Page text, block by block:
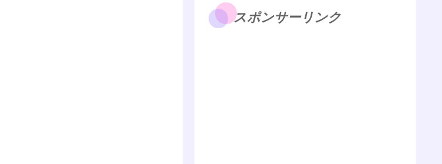
スポンサーリンク